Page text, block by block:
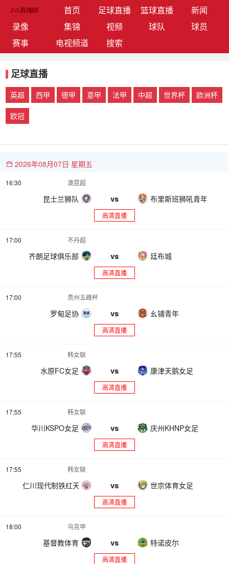
首页(current)足球直播 篮球直播
新闻
录像
集锦 视频 球队
球员
赛事
电视频道 搜索
足球直播
英超 西甲 德甲 意甲 法甲 中超 世界杯 欧洲杯
欧冠
2026年08月07日 星期五
16:30 澳昆超
昆士兰狮队 vs 布里斯班狮吼青年队
高清直播
17:00 不丹超
齐朗足球俱乐部 vs 廷布城
高清直播
17:00 贵州五峰杯
罗甸足协 vs 幺铺青年
高清直播
17:55 韩女联
水原FC女足 vs 康津天鹅女足
高清直播
17:55 韩女联
华川KSPO女足 vs 庆州KHNP女足
高清直播
17:55 韩女联
仁川现代制铁红天使女足 vs 世宗体育女足
高清直播
18:00 乌克甲
基督教体育 vs 特诺皮尔
高清直播